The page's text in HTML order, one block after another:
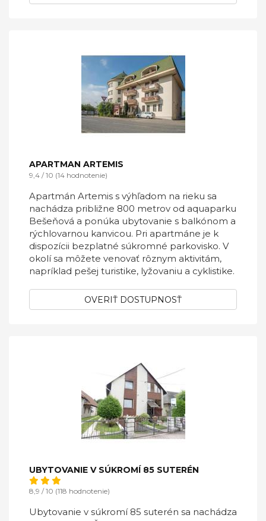
APARTMAN ARTEMIS
9,4 / 10 (14 hodnotenie)
Apartmán Artemis s výhľadom na rieku sa
nachádza približne 800 metrov od aquaparku
Bešeňová a ponúka ubytovanie s balkónom a
rýchlovarnou kanvicou. Pri apartmáne je k
dispozícii bezplatné súkromné parkovisko. V
okolí sa môžete venovať rôznym aktivitám,
napríklad pešej turistike, lyžovaniu a cyklistike.
OVERIŤ DOSTUPNOSŤ
UBYTOVANIE V SÚKROMÍ 85 SUTERÉN
8,9 / 10 (118 hodnotenie)
Ubytovanie v súkromí 85 suterén sa nachádza